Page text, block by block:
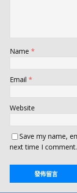
Name *
Email *
Website
Save my name,
next time I comment.